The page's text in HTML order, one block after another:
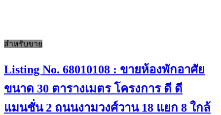
สำหรับขาย
Listing No. 68010108 : ขายห้องพักอาศัย
ขนาด 30 ตารางเมตร โครงการ ดี ดี
แมนชั่น 2 ถนนงามวงศ์วาน 18 แยก 8 ใกล้